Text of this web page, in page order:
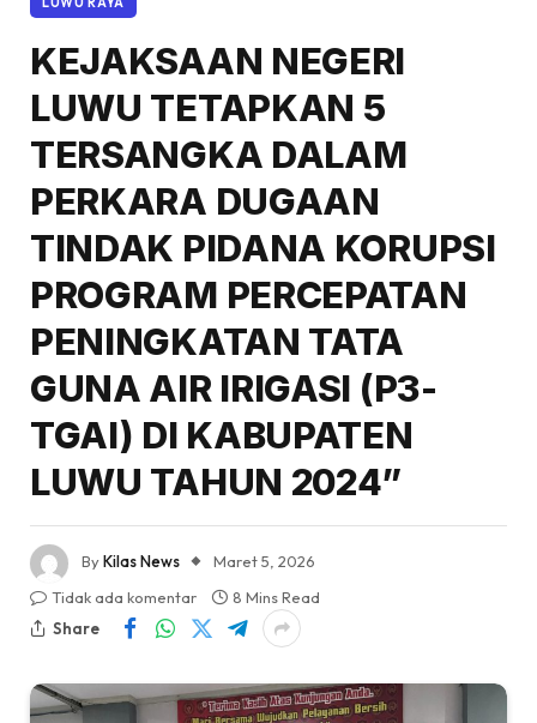
KEJAKSAAN NEGERI
LUWU TETAPKAN 5
TERSANGKA DALAM
PERKARA DUGAAN
TINDAK PIDANA KORUPSI
PROGRAM PERCEPATAN
PENINGKATAN TATA
GUNA AIR IRIGASI (P3-
TGAI) DI KABUPATEN
LUWU TAHUN 2024”
ByKilas News
Maret 5, 2026
Tidak ada komentar
8 Mins Read
Share